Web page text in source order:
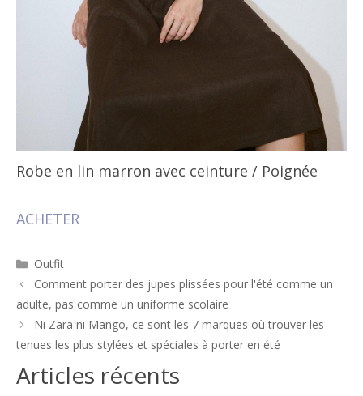
Robe en lin marron avec ceinture / Poignée
ACHETER
Catégories
Outfit
Navigation
des
articles
Comment porter des jupes plissées pour l'été comme un
adulte, pas comme un uniforme scolaire
Ni Zara ni Mango, ce sont les 7 marques où trouver les
tenues les plus stylées et spéciales à porter en été
Articles récents